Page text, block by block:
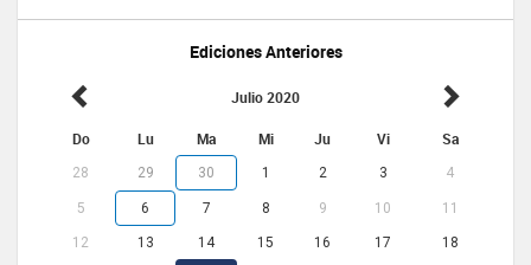
Ediciones Anteriores
Julio 2020
Do Lu Ma Mi Ju Vi Sa
28 29 30 1 2 3 4
5 6 7 8 9 10 11
12 13 14 15 16 17
18